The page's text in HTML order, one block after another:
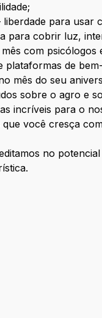
para usar
para cobrir luz,
com
plataformas de
mês do seu
sobre o agro e
incríveis para o
você cresça
no